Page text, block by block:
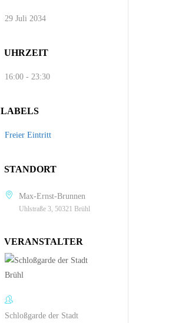
29 Juli 2034
UHRZEIT
16:00 - 23:30
LABELS
Freier Eintritt
STANDORT
Max-Ernst-Brunnen
Uhlstraße 3, 50321 Brühl
VERANSTALTER
Schloßgarde der Stadt